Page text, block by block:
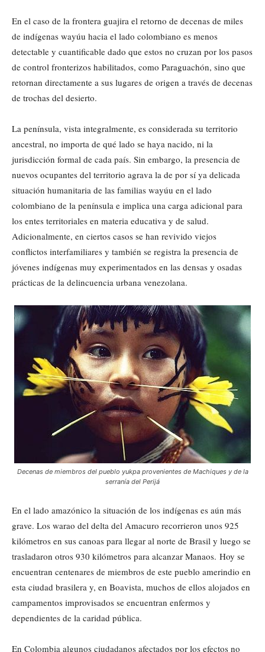
En el caso de la frontera guajira el retorno de decenas de miles
de indígenas wayúu hacia el lado colombiano es menos
detectable y cuantificable dado que estos no cruzan por los pasos
de control fronterizos habilitados, como Paraguachón, sino que
retornan directamente a sus lugares de origen a través de decenas
de trochas del desierto.
La península, vista integralmente, es considerada su territorio
ancestral, no importa de qué lado se haya nacido, ni la
jurisdicción formal de cada país. Sin embargo, la presencia de
nuevos ocupantes del territorio agrava la de por sí ya delicada
situación humanitaria de las familias wayúu en el lado
colombiano de la península e implica una carga adicional para
los entes territoriales en materia educativa y de salud.
Adicionalmente, en ciertos casos se han revivido viejos
conflictos interfamiliares y también se registra la presencia de
jóvenes indígenas muy experimentados en las densas y osadas
prácticas de la delincuencia urbana venezolana.
Decenas de miembros del pueblo yukpa provenientes de Machiques y de la
serranía del Perijá
En el lado amazónico la situación de los indígenas es aún más
grave. Los warao del delta del Amacuro recorrieron unos 925
kilómetros en sus canoas para llegar al norte de Brasil y luego se
trasladaron otros 930 kilómetros para alcanzar Manaos. Hoy se
encuentran centenares de miembros de este pueblo amerindio en
esta ciudad brasilera y, en Boavista, muchos de ellos alojados en
campamentos improvisados se encuentran enfermos y
dependientes de la caridad pública.
En Colombia algunos ciudadanos afectados por los efectos no